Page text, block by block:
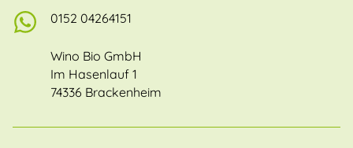
0152 04264151
Wino Bio GmbH
Im Hasenlauf 1
74336 Brackenheim